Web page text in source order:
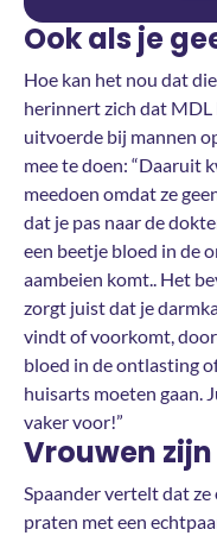
Ook als je
Hoe kan het nou dat
herinnert zich dat MDL
uitvoerde bij mannen
mee te doen: “Daaruit
meedoen omdat ze
dat je pas naar de
een beetje bloed in de
aambeien komt.. Het
zorgt juist dat je
vindt of voorkomt,
bloed in de ontlasting
huisarts moeten gaan.
vaker voor!”
Vrouwen
Spaander vertelt dat
praten met een